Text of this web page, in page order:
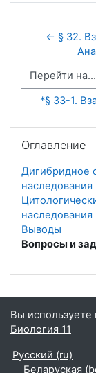
← § 32.
Перейти на...
*§ 33-1.
Оглавление
Дигибридное
наследования
наследования
Выводы
Вопросы и
Вы используете
Биология 11
Русский ‎(ru)‎
Беларуская